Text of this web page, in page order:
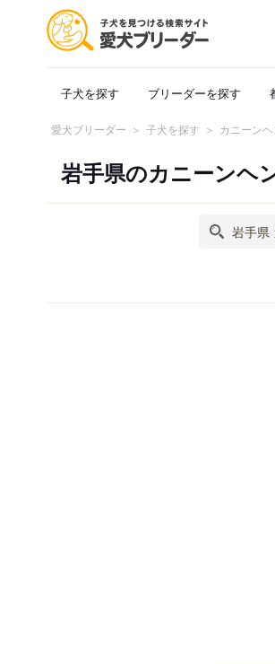
子犬を探す ブリーダーを探す
愛犬ブリーダー 子犬を探す カニーン
岩手県のカニーンヘ